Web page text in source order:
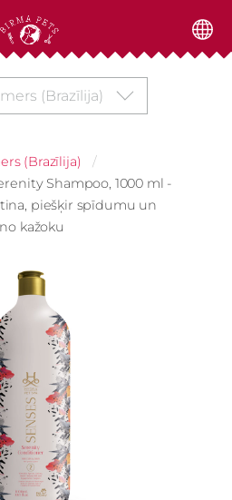
(Brazīlija)
(Brazīlija)
Shampoo, 1000 ml -
piešķir spīdumu un
kažoku